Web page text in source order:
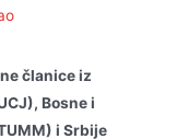
članice iz
Bosne i
i Srbije